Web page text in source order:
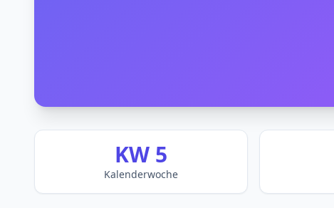
KW 5
Kalenderwoche